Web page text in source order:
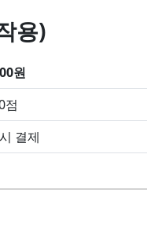
용)
원
점
결제